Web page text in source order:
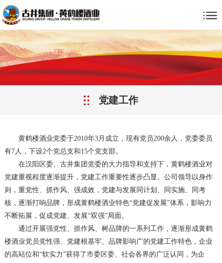
党建工作
黄鹤楼酒业党委于2010年3月成立，现有党员200余人，党委委员
有7人，下设2个党总支和15个党支部。
在汉阳区委、古井集团党委的大力指导和支持下，黄鹤楼酒业对
党建重视程度逐渐提升，党建工作重要性逐步凸显。公司领导以身作
则，重党性、抓作风、强成效，党建与发展同计划、同实施、同考
核，逐渐打响品牌，形成黄鹤楼酒业特色“党建促发展”体系，影响力
不断拓展，促成党建、发展“双强”局面。
通过开展强党性、抓作风、树品牌的一系列工作，逐渐形成黄鹤
楼酒业党员党性强、党建根基牢、品牌影响广的党建工作特色，企业
的高站位和“软实力”获得了市委区委、社会各界的广泛认同，为企